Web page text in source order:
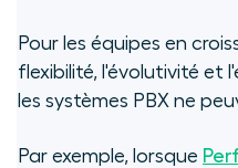
Pour les équipes en
flexibilité, l'évolutivité et
les systèmes PBX ne
Par exemple, lorsque